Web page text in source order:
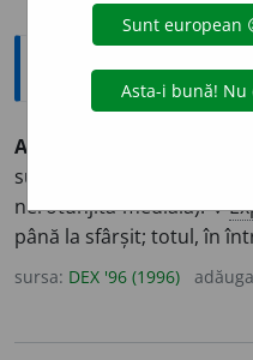
Explicative DEX
A
Prima
sunetul notat cu
nerotunjită medială). ◊
până la sfârșit; totul, în
sursa: DEX '96 (1996)